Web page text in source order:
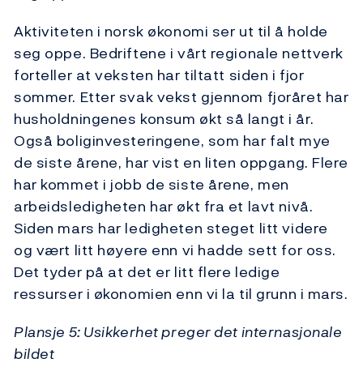
Aktiviteten i norsk økonomi ser ut til å holde
seg oppe. Bedriftene i vårt regionale nettverk
forteller at veksten har tiltatt siden i fjor
sommer. Etter svak vekst gjennom fjoråret har
husholdningenes konsum økt så langt i år.
Også boliginvesteringene, som har falt mye
de siste årene, har vist en liten oppgang. Flere
har kommet i jobb de siste årene, men
arbeidsledigheten har økt fra et lavt nivå.
Siden mars har ledigheten steget litt videre
og vært litt høyere enn vi hadde sett for oss.
Det tyder på at det er litt flere ledige
ressurser i økonomien enn vi la til grunn i mars.
Plansje 5: Usikkerhet preger det internasjonale
bildet